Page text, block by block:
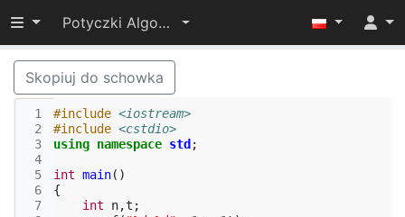
Przełącz widoczność menu
Potyczki Algorytmiczne 2016
Skopiuj do schowka
1
2
3
4
5
6
7
#include <iostream>
#include <cstdio>
using namespace std ;
int main()
{
int
n,t ;